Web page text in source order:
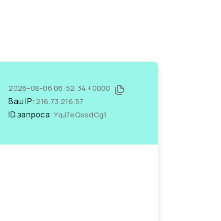
2026-08-06 06:52:34 +0000
Ваш IP:216.73.216.57
ID запроса:YqJ7eQssdCg1